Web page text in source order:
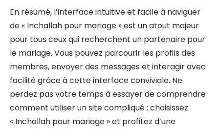
En résumé, l’interface intuitive et facile à naviguer
de « Inchallah pour mariage » est un atout majeur
pour tous ceux qui recherchent un partenaire pour
le mariage. Vous pouvez parcourir les profils des
membres, envoyer des messages et interagir avec
facilité grâce à cette interface conviviale. Ne
perdez pas votre temps à essayer de comprendre
comment utiliser un site compliqué ; choisissez
« Inchallah pour mariage » et profitez d’une